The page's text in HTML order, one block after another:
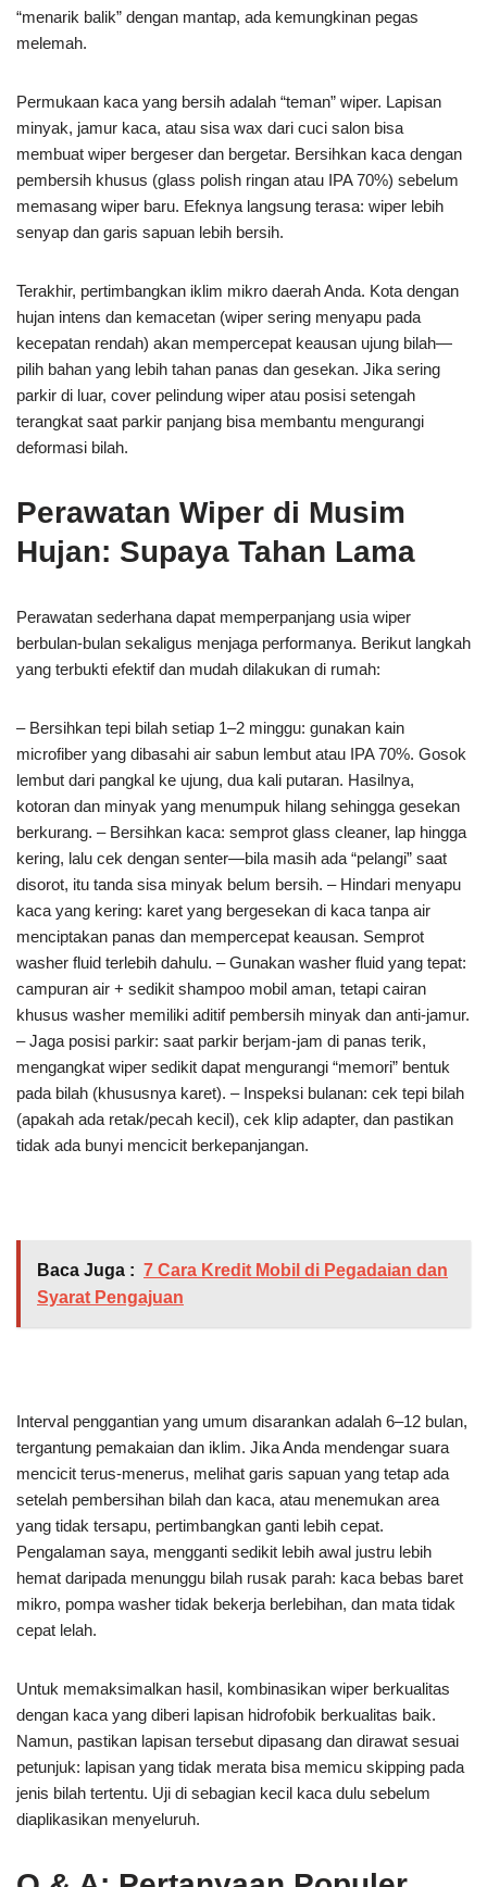
“menarik balik” dengan mantap, ada kemungkinan pegas
melemah.
Permukaan kaca yang bersih adalah “teman” wiper. Lapisan
minyak, jamur kaca, atau sisa wax dari cuci salon bisa
membuat wiper bergeser dan bergetar. Bersihkan kaca dengan
pembersih khusus (glass polish ringan atau IPA 70%) sebelum
memasang wiper baru. Efeknya langsung terasa: wiper lebih
senyap dan garis sapuan lebih bersih.
Terakhir, pertimbangkan iklim mikro daerah Anda. Kota dengan
hujan intens dan kemacetan (wiper sering menyapu pada
kecepatan rendah) akan mempercepat keausan ujung bilah—
pilih bahan yang lebih tahan panas dan gesekan. Jika sering
parkir di luar, cover pelindung wiper atau posisi setengah
terangkat saat parkir panjang bisa membantu mengurangi
deformasi bilah.
Perawatan Wiper di Musim
Hujan: Supaya Tahan Lama
Perawatan sederhana dapat memperpanjang usia wiper
berbulan-bulan sekaligus menjaga performanya. Berikut langkah
yang terbukti efektif dan mudah dilakukan di rumah:
– Bersihkan tepi bilah setiap 1–2 minggu: gunakan kain
microfiber yang dibasahi air sabun lembut atau IPA 70%. Gosok
lembut dari pangkal ke ujung, dua kali putaran. Hasilnya,
kotoran dan minyak yang menumpuk hilang sehingga gesekan
berkurang. – Bersihkan kaca: semprot glass cleaner, lap hingga
kering, lalu cek dengan senter—bila masih ada “pelangi” saat
disorot, itu tanda sisa minyak belum bersih. – Hindari menyapu
kaca yang kering: karet yang bergesekan di kaca tanpa air
menciptakan panas dan mempercepat keausan. Semprot
washer fluid terlebih dahulu. – Gunakan washer fluid yang tepat:
campuran air + sedikit shampoo mobil aman, tetapi cairan
khusus washer memiliki aditif pembersih minyak dan anti-jamur.
– Jaga posisi parkir: saat parkir berjam-jam di panas terik,
mengangkat wiper sedikit dapat mengurangi “memori” bentuk
pada bilah (khususnya karet). – Inspeksi bulanan: cek tepi bilah
(apakah ada retak/pecah kecil), cek klip adapter, dan pastikan
tidak ada bunyi mencicit berkepanjangan.
Baca Juga : 7 Cara Kredit Mobil di Pegadaian dan
Syarat Pengajuan
Interval penggantian yang umum disarankan adalah 6–12 bulan,
tergantung pemakaian dan iklim. Jika Anda mendengar suara
mencicit terus-menerus, melihat garis sapuan yang tetap ada
setelah pembersihan bilah dan kaca, atau menemukan area
yang tidak tersapu, pertimbangkan ganti lebih cepat.
Pengalaman saya, mengganti sedikit lebih awal justru lebih
hemat daripada menunggu bilah rusak parah: kaca bebas baret
mikro, pompa washer tidak bekerja berlebihan, dan mata tidak
cepat lelah.
Untuk memaksimalkan hasil, kombinasikan wiper berkualitas
dengan kaca yang diberi lapisan hidrofobik berkualitas baik.
Namun, pastikan lapisan tersebut dipasang dan dirawat sesuai
petunjuk: lapisan yang tidak merata bisa memicu skipping pada
jenis bilah tertentu. Uji di sebagian kecil kaca dulu sebelum
diaplikasikan menyeluruh.